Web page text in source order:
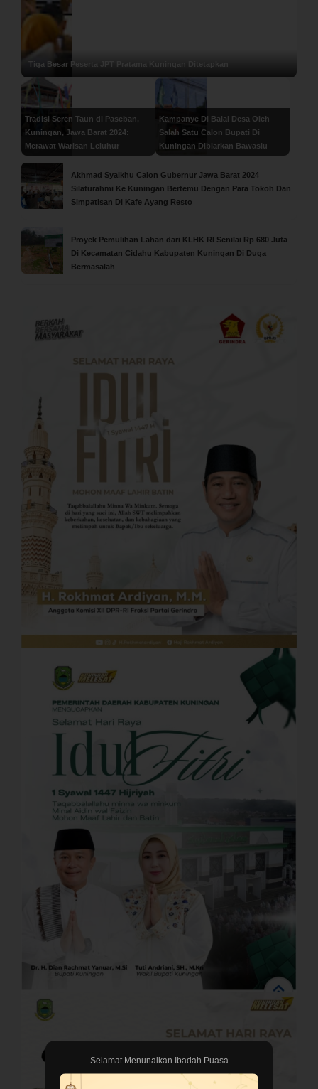
Selamat Menunaikan Ibadah Puasa
Tiga Besar Peserta JPT Pratama Kuningan Ditetapkan
Tradisi Seren Taun di Paseban,
Kuningan, Jawa Barat 2024:
Merawat Warisan Leluhur
Kampanye Di Balai Desa Oleh
Salah Satu Calon Bupati Di
Kuningan Dibiarkan Bawaslu
Akhmad Syaikhu Calon Gubernur Jawa Barat 2024
Silaturahmi Ke Kuningan Bertemu Dengan Para Tokoh Dan
Simpatisan Di Kafe Ayang Resto
Proyek Pemulihan Lahan dari KLHK RI Senilai Rp 680 Juta
Di Kecamatan Cidahu Kabupaten Kuningan Di Duga
Bermasalah